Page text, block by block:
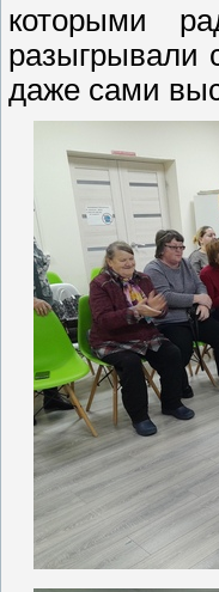
которыми
разыгрывали
даже сами